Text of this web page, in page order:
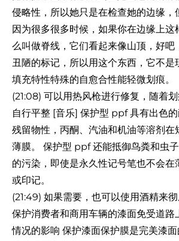
侵略性，所以她只是在检查她的边缘，
因为很多很多时候，如果你在边缘上这
么叫做脊线，它们看起来像山顶，好吧
丑陋的标记，所以用这个东西，它不是
填充特性特殊的自愈合性能轻微划痕。
(21:08) 可以用热风枪进行修复，随着
自行平整 [音乐] 保护型 ppf 具有出色
残留物性，丙酮、汽油和机油等溶剂在
薄膜。 保护型 ppf 还能抵御鸟粪和虫
的污染，即使是永久性记号笔也不会在
或印记。
(21:49) 如果需要，也可以使用酒精来
保护消费者和商用车辆的漆面免受道路
情况的影响 保护漆面保护膜是完美漆